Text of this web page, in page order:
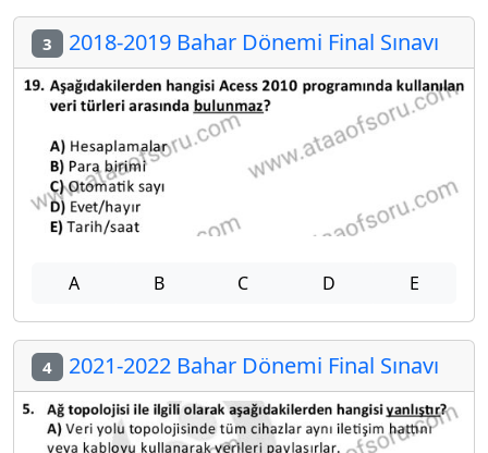
3 2018-2019 Bahar Dönemi Final Sınavı
A B C D E
4 2021-2022 Bahar Dönemi Final Sınavı